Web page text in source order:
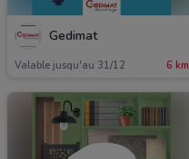
Gedimat
Valable jusqu'au 31/12 6 km